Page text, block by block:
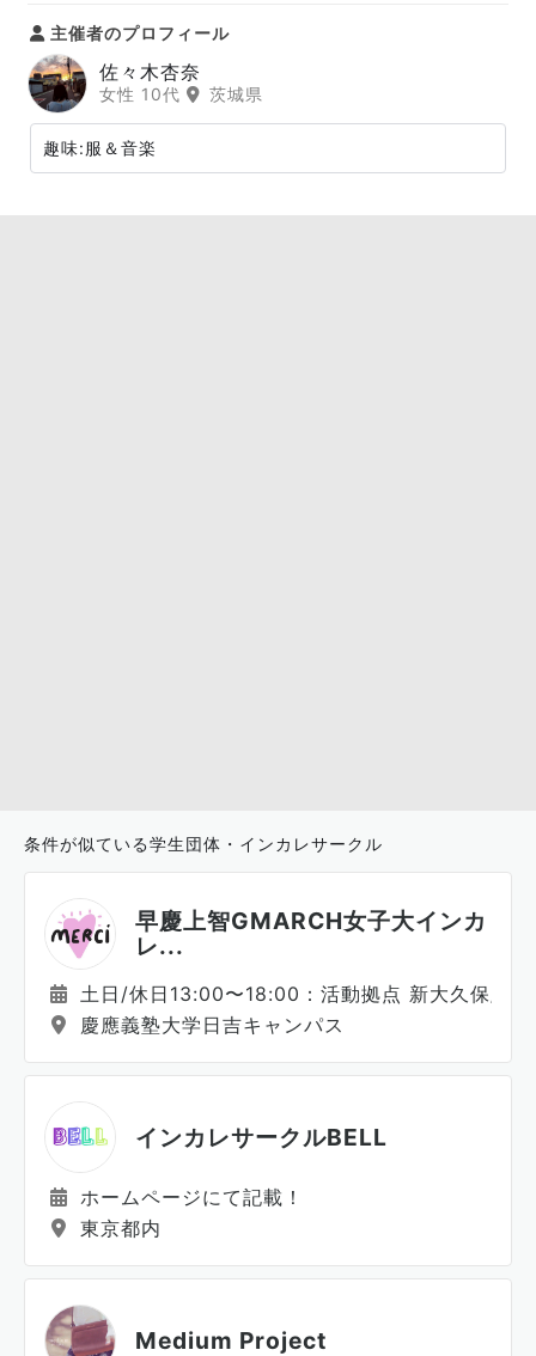
主催者のプロフィール
佐々木杏奈
女性 10代 茨城県
趣味:服＆音楽
条件が似ている学生団体・インカレサークル
早慶上智GMARCH女子大インカ
レ...
土日/休日13:00〜18:00：活動拠点 新大久保/大
慶應義塾大学日吉キャンパス
インカレサークルBELL
ホームページにて記載！
東京都内
Medium Project